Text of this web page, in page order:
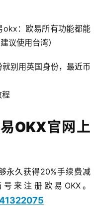
okx：欧易所有功能都能
议使用台湾）
别用英国身份，最近币
OKX官网上
永久获得20%手续费减
来注册欧易OKX。